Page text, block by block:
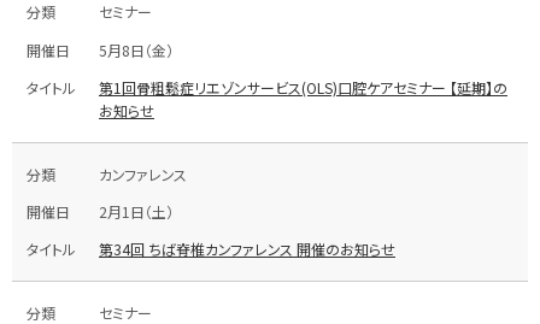
セミナー
5月8日（金）
第1回骨粗鬆症リエゾンサービス(OLS)口腔ケアセミナー 【延期】の
お知らせ
カンファレンス
2月1日（土）
第34回 ちば脊椎カンファレンス 開催のお知らせ
セミナー